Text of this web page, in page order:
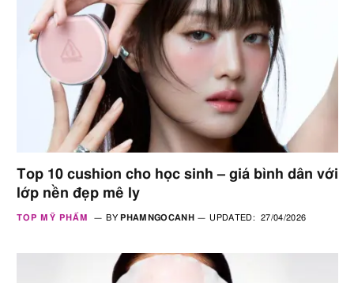
Top 10 cushion cho học sinh – giá bình dân với
lớp nền đẹp mê ly
TOP MỸ PHẨM BY PHAMNGOCANH UPDATED: 27/04/2026